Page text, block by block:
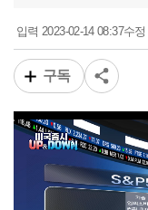
입력2023-02-14 08:37수정
구독